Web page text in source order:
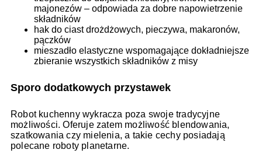
majonezów – odpowiada za dobre napowietrzenie
składników
hak do ciast drożdżowych, pieczywa, makaronów,
pączków
mieszadło elastyczne wspomagające dokładniejsze
zbieranie wszystkich składników z misy
Sporo dodatkowych przystawek
Robot kuchenny wykracza poza swoje tradycyjne
możliwości. Oferuje zatem możliwość blendowania,
szatkowania czy mielenia, a takie cechy posiadają
polecane roboty planetarne.